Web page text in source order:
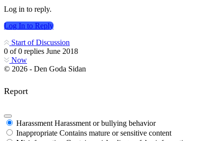
Log in to reply.
Log In to Reply
Start of Discussion
0 of0 replies June 2018
Now
© 2026 - Den Goda Sidan
Report
Harassment Harassment or bullying behavior
Inappropriate Contains mature or sensitive content